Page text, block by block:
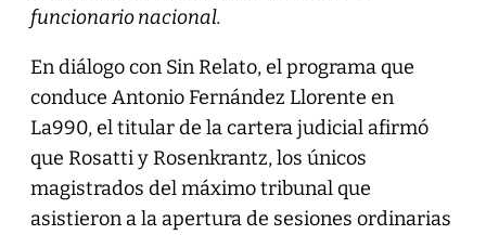
funcionario nacional.
En diálogo con Sin Relato, el programa que
conduce Antonio Fernández Llorente en
La990, el titular de la cartera judicial afirmó
que Rosatti y Rosenkrantz, los únicos
magistrados del máximo tribunal que
asistieron a la apertura de sesiones ordinarias